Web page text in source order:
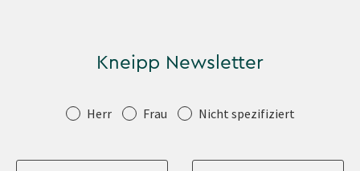
Kneipp Newsletter
Anrede Herr Frau Nicht spezifiziert